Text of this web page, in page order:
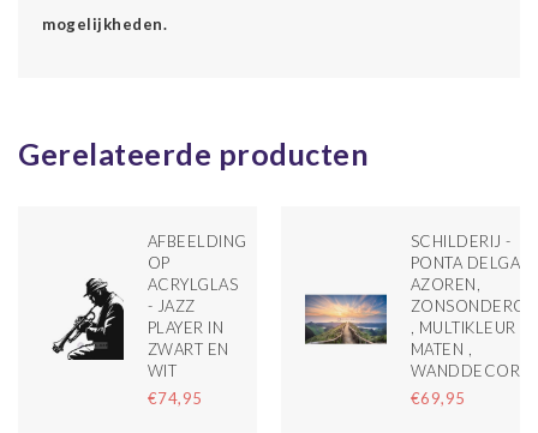
mogelijkheden.
Gerelateerde producten
AFBEELDING
OP
ACRYLGLAS
- JAZZ
PLAYER IN
ZWART EN
WIT
€74,95
SCHILDERIJ -
PONTA
AZOREN,
, MULTIKLEUR ,
MATEN ,
€69,95